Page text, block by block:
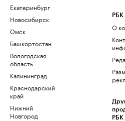
Екатеринбург
Новосибирск
Омск
Башкортостан
Вологодская
область
Калининград
Краснодарский
край
Нижний
Новгород
РБК
О
РБК